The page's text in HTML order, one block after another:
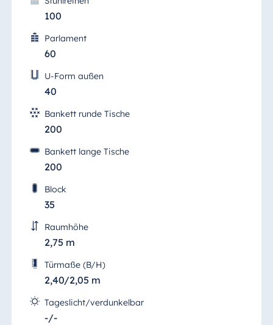
100
Parlament
60
U-Form außen
40
Bankett runde Tische
200
Bankett lange Tische
200
Block
35
Raumhöhe
2,75 m
Türmaße (B/H)
2,40/2,05 m
Tageslicht/verdunkelbar
-/-